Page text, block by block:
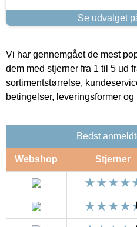
Se udvalget
Vi har gennemgået de mest
dem med stjerner fra 1 til 5 ud
sortimentstørrelse,
betingelser, leveringsformer
Bedst
Webshop Stjerner